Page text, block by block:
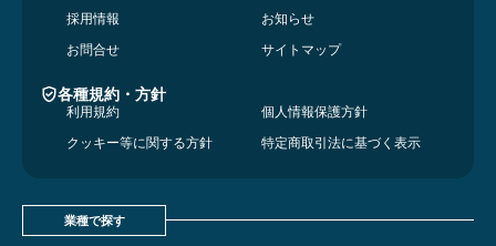
採用情報
お知らせ
お問合せ
サイトマップ
各種規約・方針
利用規約
個人情報保護方針
クッキー等に関する方針
特定商取引法に基づく表示
業種で探す